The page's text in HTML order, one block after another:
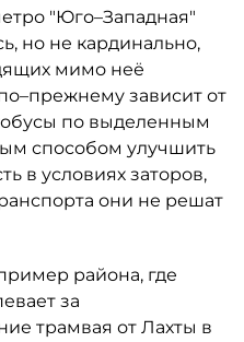
"Юго–Западная"
но не кардинально,
мимо неё
зависит от
по выделенным
способом улучшить
в условиях заторов,
они не решат
района, где
за
трамвая от Лахты в